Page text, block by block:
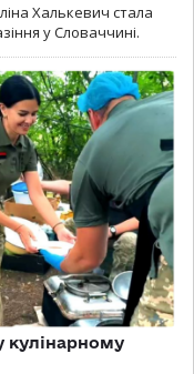
Халькевич стала
у Словаччині.
кулінарному